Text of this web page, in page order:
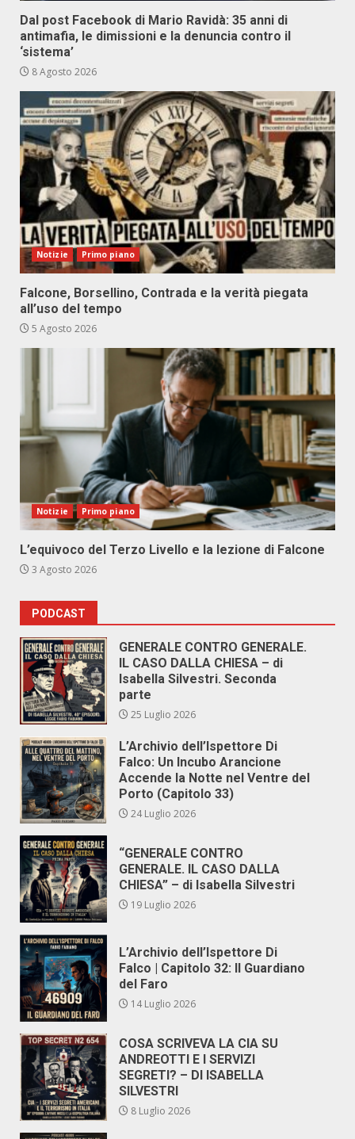
Dal post Facebook di Mario Ravidà: 35 anni di
antimafia, le dimissioni e la denuncia contro il
‘sistema’
8 Agosto 2026
Notizie Primo piano
Falcone, Borsellino, Contrada e la verità piegata
all’uso del tempo
5 Agosto 2026
Notizie Primo piano
L’equivoco del Terzo Livello e la lezione di Falcone
3 Agosto 2026
PODCAST
GENERALE CONTRO GENERALE.
IL CASO DALLA CHIESA – di
Isabella Silvestri. Seconda
parte
25 Luglio 2026
L’Archivio dell’Ispettore Di
Falco: Un Incubo Arancione
Accende la Notte nel Ventre del
Porto (Capitolo 33)
24 Luglio 2026
“GENERALE CONTRO
GENERALE. IL CASO DALLA
CHIESA” – di Isabella Silvestri
19 Luglio 2026
L’Archivio dell’Ispettore Di
Falco | Capitolo 32: Il Guardiano
del Faro
14 Luglio 2026
COSA SCRIVEVA LA CIA SU
ANDREOTTI E I SERVIZI
SEGRETI? – DI ISABELLA
SILVESTRI
8 Luglio 2026